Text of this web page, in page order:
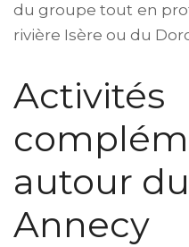
du groupe tout en
rivière Isère ou du
Activités
autour
Annecy